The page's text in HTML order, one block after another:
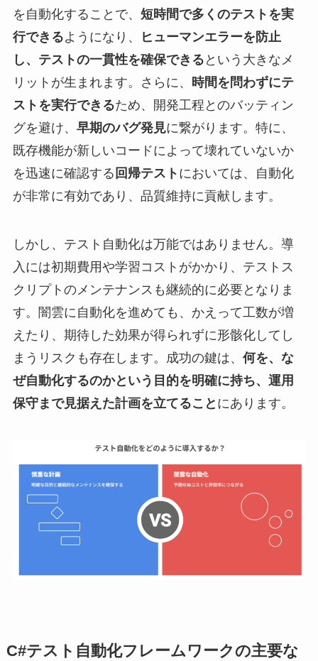
を自動化することで、 短時間で多くのテストを実
行できるようになり、
ヒューマンエラーを防止
し、テストの一貫性を確保できる という大きなメ
リットが生まれます。さらに、 時間を問わずにテ
ストを実行できるため、開発工程とのバッティン
グを避け、 早期のバグ発見に繋がります。特に、
既存機能が新しいコードによって壊れていないか
を迅速に確認する 回帰テスト においては、自動化
が非常に有効であり、品質維持に貢献します。
しかし、テスト自動化は万能ではありません。導
入には初期費用や学習コストがかかり、テストス
クリプトのメンテナンスも継続的に必要となりま
す。闇雲に自動化を進めても、かえって工数が増
えたり、期待した効果が得られずに形骸化してし
まうリスクも存在します。成功の鍵は、 何を、な
ぜ自動化するのかという目的を明確に持ち、運用
保守まで見据えた計画を立てること にあります。
C#テスト自動化フレームワークの主要な